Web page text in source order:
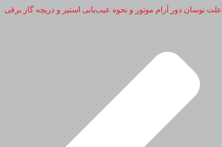
علت نوسان دور آرام موتور و نحوه عیب‌یابی استپر و دریچه گاز برقی